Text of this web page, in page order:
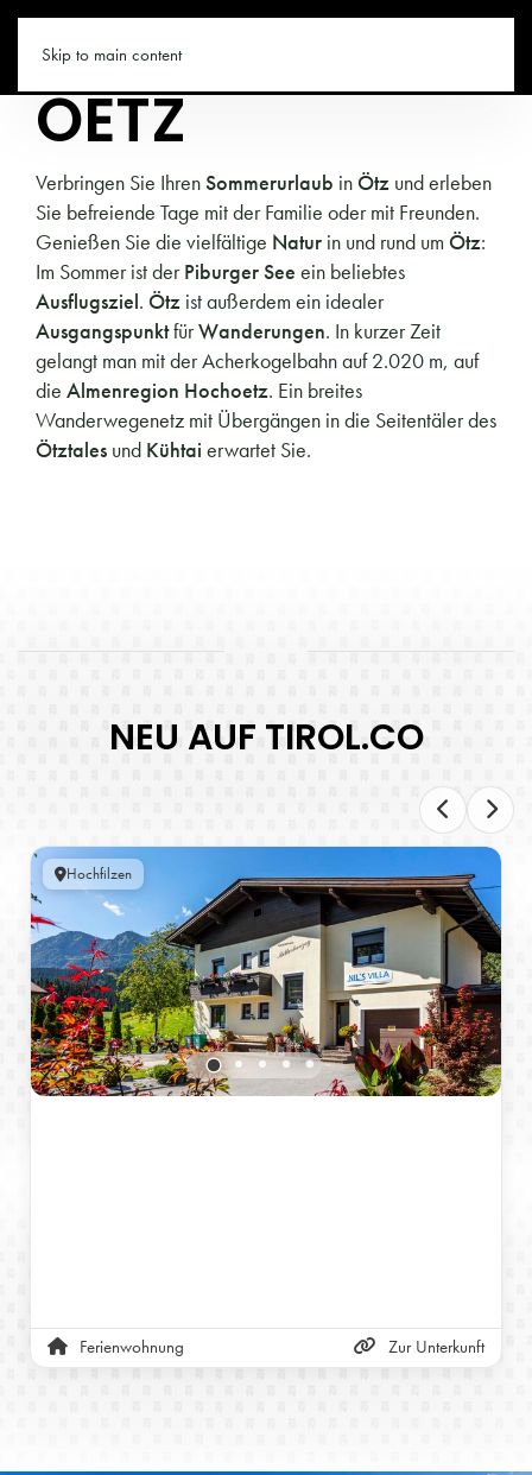
Skip to main content
TIROL.CO
OETZ
Verbringen Sie IhrenSommerurlaub in Ötz und erleben
Sie befreiende Tage mit der Familie oder mit Freunden.
Genießen Sie die vielfältige Natur in und rund um Ötz:
Im Sommer ist derPiburger See ein beliebtes
Ausflugsziel. Ötz ist außerdem ein idealer
AusgangspunktfürWanderungen. In kurzer Zeit
gelangt man mit der Acherkogelbahn auf 2.020 m, auf
die Almenregion Hochoetz. Ein breites
Wanderwegenetz mit Übergängen in die Seitentäler des
Ötztales und Kühtai erwartet Sie.
NEU AUF TIROL.CO
Hochfilzen
Ferienwohnung Zur Unterkunft